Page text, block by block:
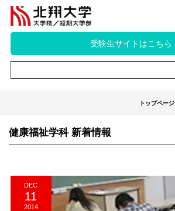
受験生サイトはこちら
トップページ
健康福祉学科 新着情報
DEC
11
2014